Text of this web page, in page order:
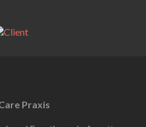
Praxis